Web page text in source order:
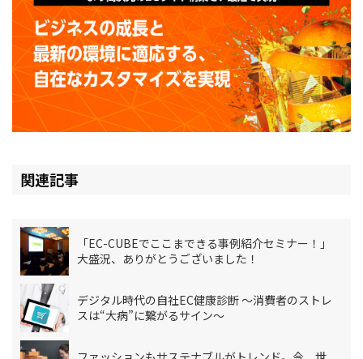
関連記事
「EC-CUBEでここまできる事例紹介セミナー！」
大盛況、ありがとうございました！
デジタル時代の自社EC健康診断 〜消費者のストレ
スは“大病”に繋がるサイン〜